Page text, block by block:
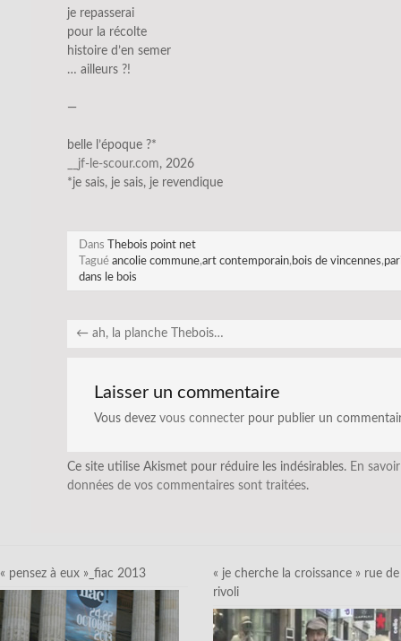
je repasserai
pour la récolte
histoire d’en semer
… ailleurs ?!
—
belle l’époque ?*
__jf-le-scour.com, 2026
*je sais, je sais, je revendique
Dans
Thebois point net
Tagué ancolie commune,art contemporain, bois de vincennes,
dans le bois
← ah, la planche Thebois…
Laisser un commentaire
Vous devez vous connecter pour publier un
Ce site utilise Akismet pour réduire les indésirables. En
données de vos commentaires sont traitées.
« pensez à eux »_fiac 2013
« je cherche la croissance » rue de
rivoli